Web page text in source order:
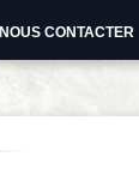
NOUS CONTACTER